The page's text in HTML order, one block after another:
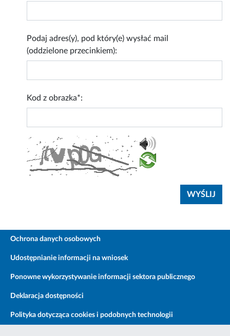
Podaj adres(y), pod który(e) wysłać mail
(oddzielone przecinkiem):
Kod z obrazka*:
Ochrona danych osobowych
Udostępnianie informacji na wniosek
Ponowne wykorzystywanie informacji sektora publicznego
Deklaracja dostępności
Polityka dotycząca cookies i podobnych technologii